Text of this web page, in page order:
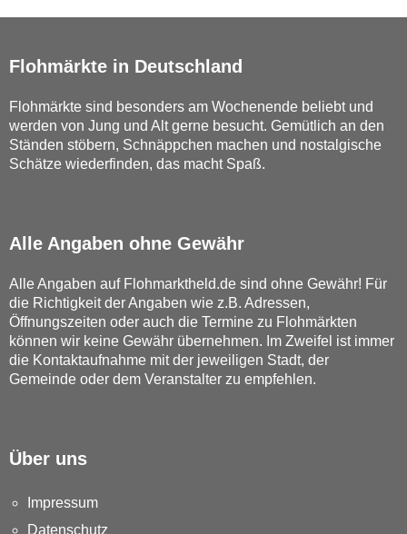
Flohmärkte in Deutschland
Flohmärkte sind besonders am Wochenende beliebt und
werden von Jung und Alt gerne besucht. Gemütlich an den
Ständen stöbern, Schnäppchen machen und nostalgische
Schätze wiederfinden, das macht Spaß.
Alle Angaben ohne Gewähr
Alle Angaben auf Flohmarktheld.de sind ohne Gewähr! Für
die Richtigkeit der Angaben wie z.B. Adressen,
Öffnungszeiten oder auch die Termine zu Flohmärkten
können wir keine Gewähr übernehmen. Im Zweifel ist immer
die Kontaktaufnahme mit der jeweiligen Stadt, der
Gemeinde oder dem Veranstalter zu empfehlen.
Über uns
Impressum
Datenschutz